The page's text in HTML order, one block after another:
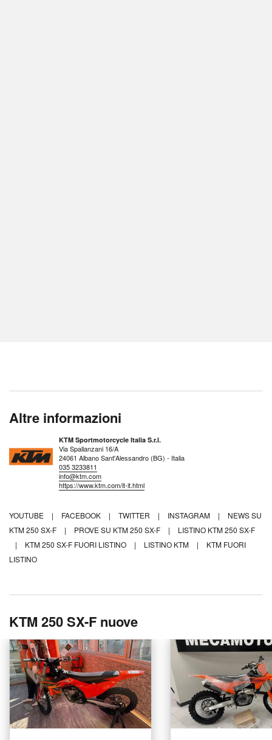
Altre informazioni
KTM Sportmotorcycle Italia S.r.l.
Via Spallanzani 16/A
24061 Albano Sant'Alessandro (BG) - Italia
035 3233811
info@ktm.com
https://www.ktm.com/it-it.html
YOUTUBE | FACEBOOK | TWITTER | INSTAGRAM |
NEWS SU
KTM 250 SX-F
| PROVE SU KTM 250 SX-F |
LISTINO KTM 250 SX-F
|
KTM 250 SX-F FUORI LISTINO | LISTINO KTM |
KTM FUORI
LISTINO
KTM 250 SX-F nuove